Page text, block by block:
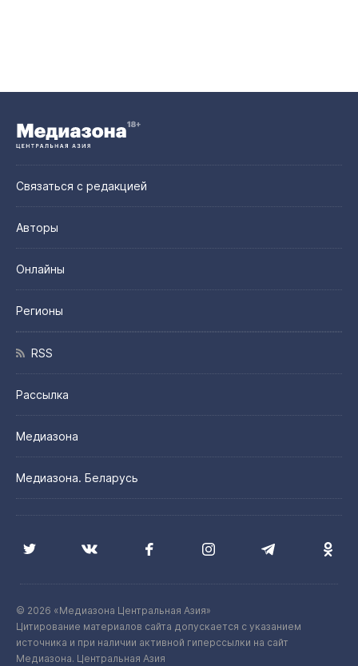
Связаться с редакцией
Авторы
Онлайны
Регионы
RSS
Рассылка
Медиазона
Медиазона. Беларусь
© 2026 «Медиазона Центральная Азия»
Цитирование материалов сайта допускается с указанием
источника и при наличии активной гиперссылки на сайт
Медиазона. Центральная Азия